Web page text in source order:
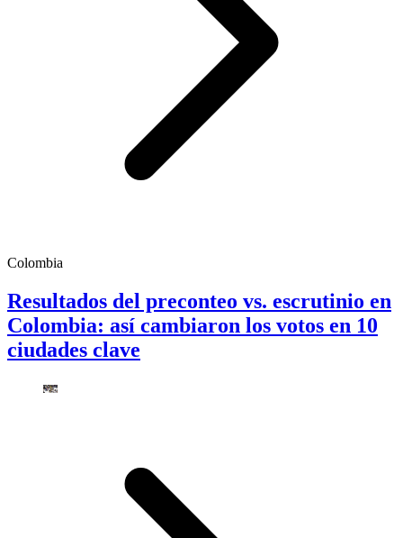
Colombia
Resultados del preconteo vs. escrutinio en
Colombia: así cambiaron los votos en 10
ciudades clave